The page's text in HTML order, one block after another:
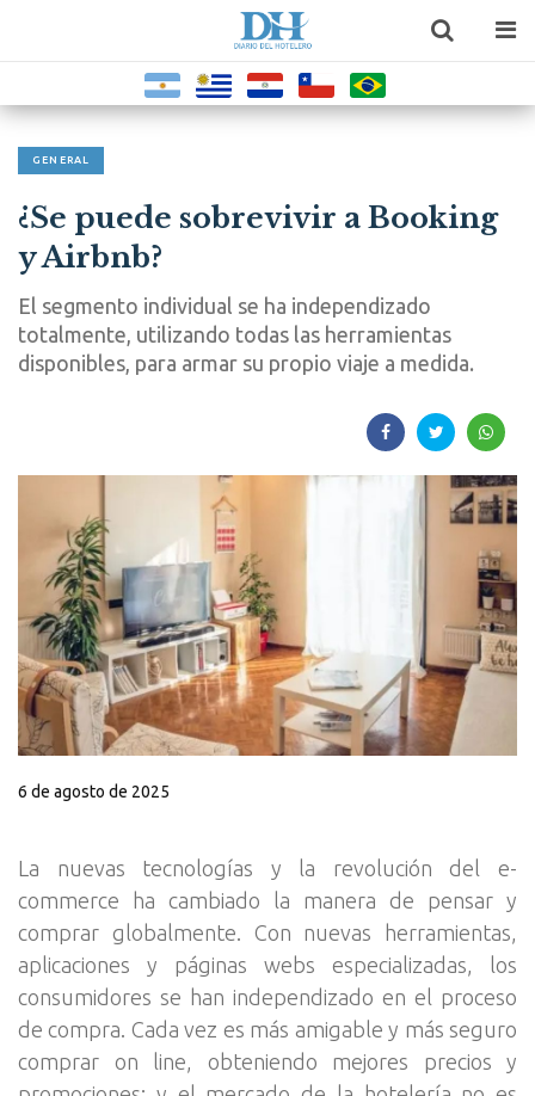
GENERAL
¿Se puede sobrevivir a Booking
y Airbnb?
El segmento individual se ha independizado
totalmente, utilizando todas las herramientas
disponibles, para armar su propio viaje a medida.
6 de agosto de 2025
La nuevas tecnologías y la revolución del e-
commerce ha cambiado la manera de pensar y
comprar globalmente. Con nuevas herramientas,
aplicaciones y páginas webs especializadas, los
consumidores se han independizado en el proceso
de compra. Cada vez es más amigable y más seguro
comprar on line, obteniendo mejores precios y